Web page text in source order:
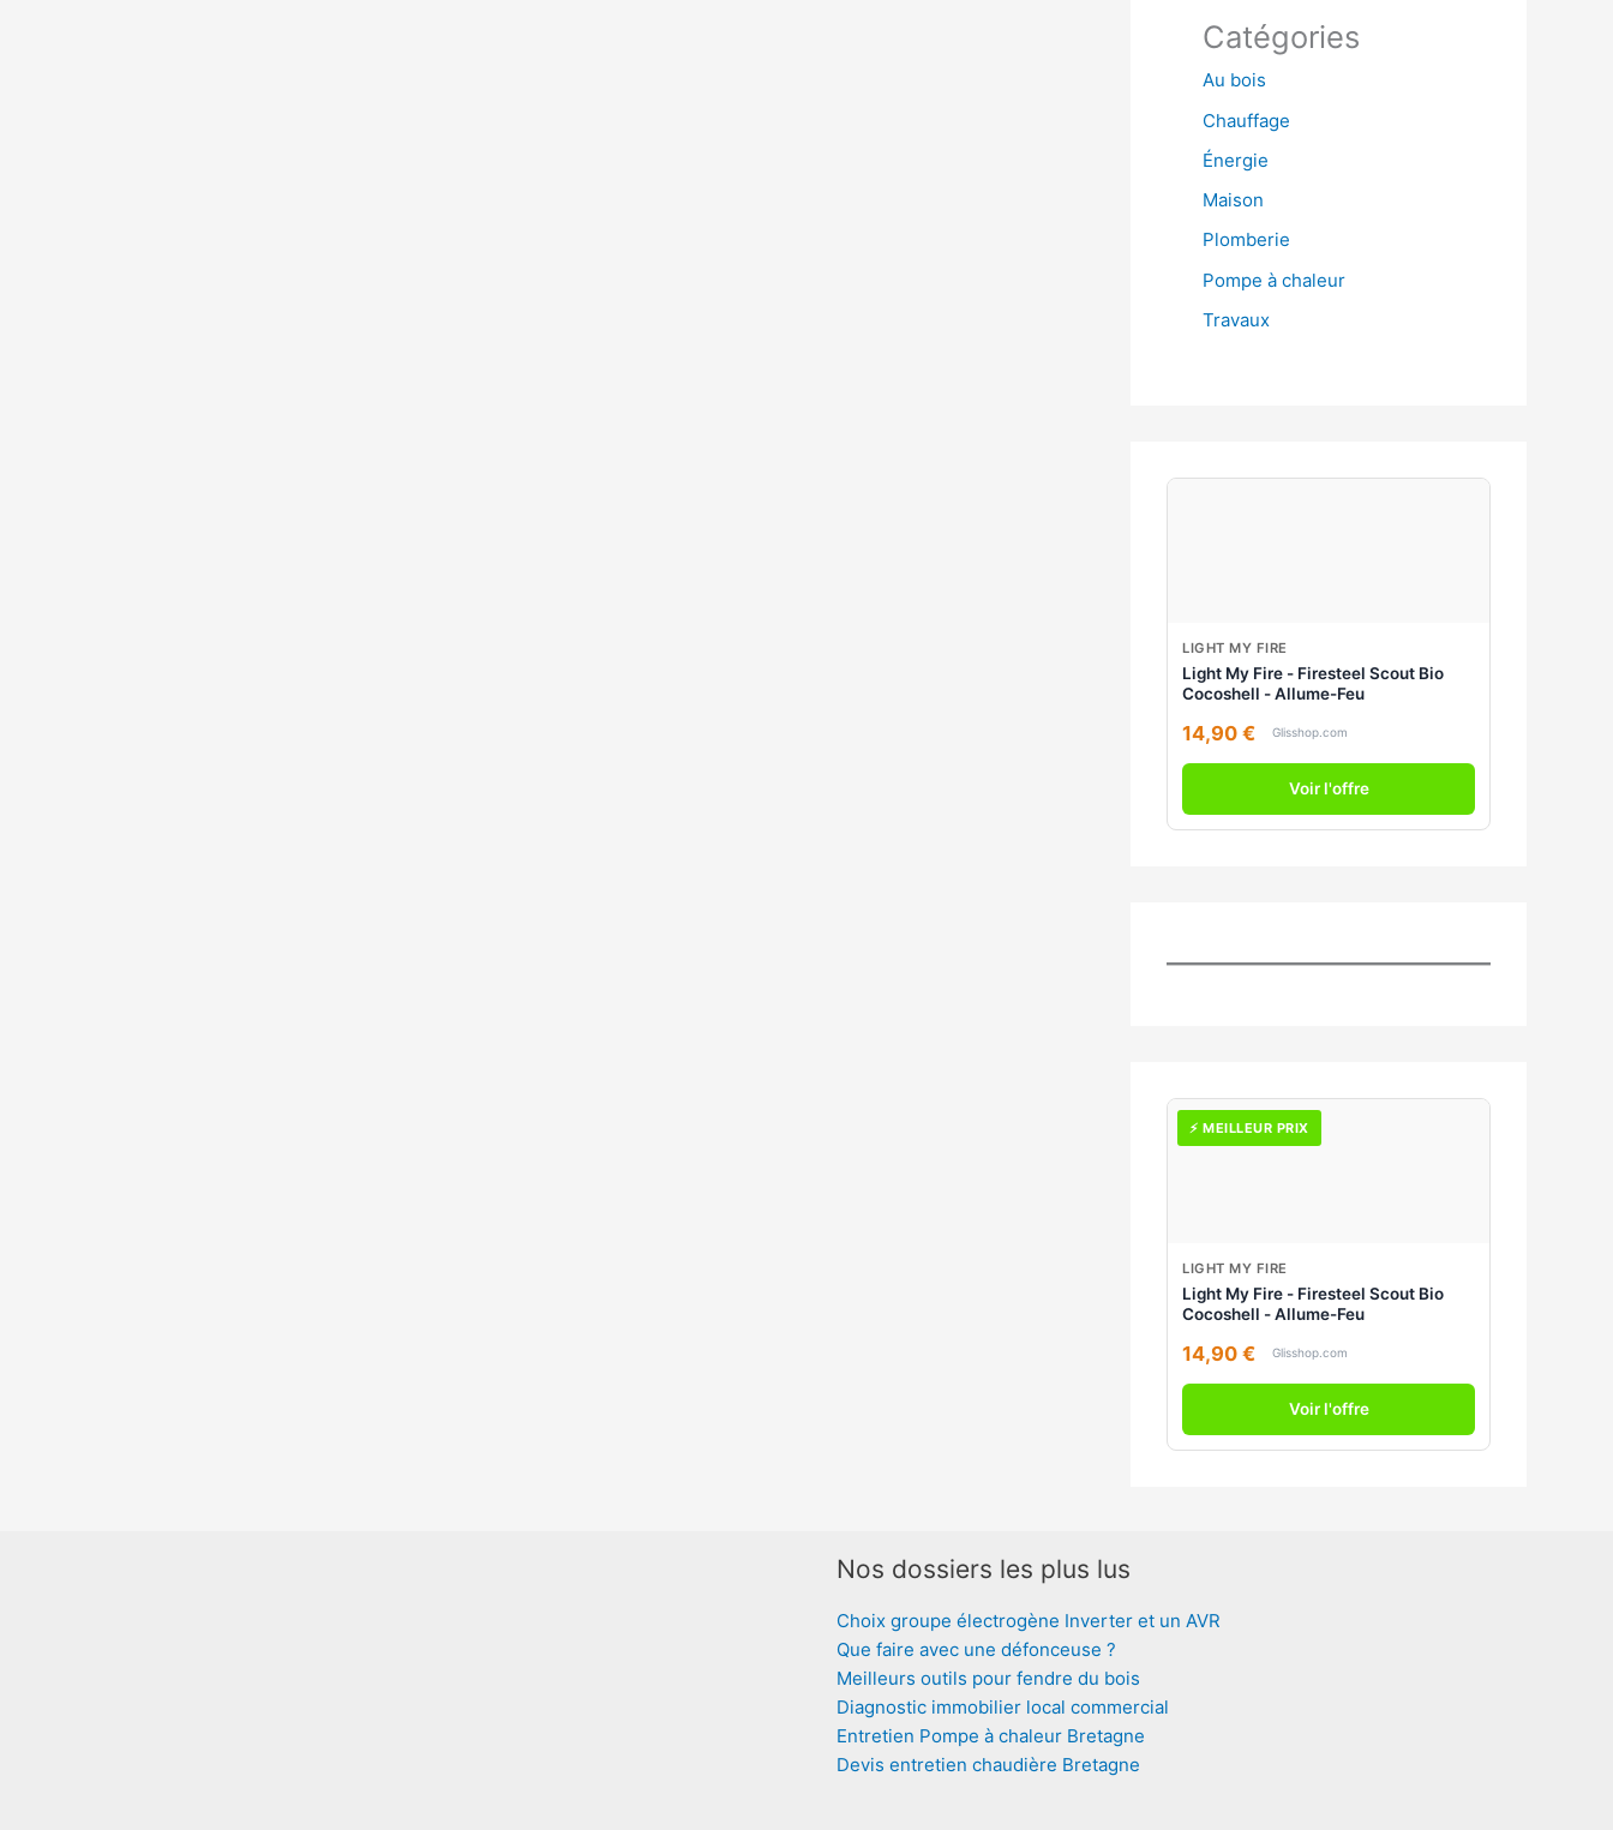
Catégories
Au bois
Chauffage
Énergie
Maison
Plomberie
Pompe à chaleur
Travaux
LIGHT MY FIRE
Light My Fire - Firesteel Scout Bio
Cocoshell - Allume-Feu
14,90 € Glisshop.com
Voir l'offre
⚡ MEILLEUR PRIX
LIGHT MY FIRE
Light My Fire - Firesteel Scout Bio
Cocoshell - Allume-Feu
14,90 € Glisshop.com
Voir l'offre
Nos dossiers les plus lus
Choix groupe électrogène Inverter et un AVR
Que faire avec une défonceuse ?
Meilleurs outils pour fendre du bois
Diagnostic immobilier local commercial
Entretien Pompe à chaleur Bretagne
Devis entretien chaudière Bretagne